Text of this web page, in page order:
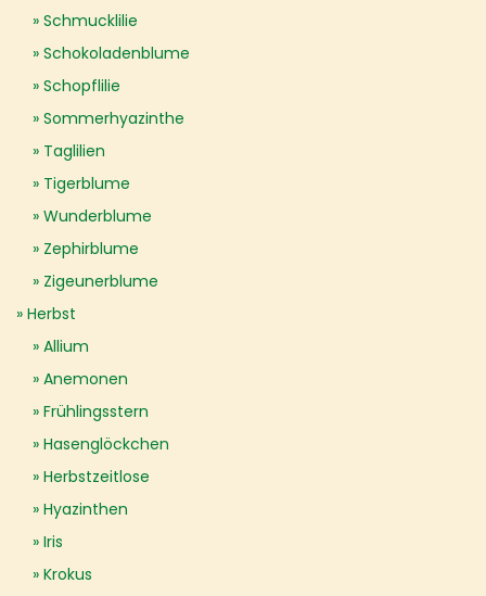
Schmucklilie
Schokoladenblume
Schopflilie
Sommerhyazinthe
Taglilien
Tigerblume
Wunderblume
Zephirblume
Zigeunerblume
Herbst
Allium
Anemonen
Frühlingsstern
Hasenglöckchen
Herbstzeitlose
Hyazinthen
Iris
Krokus